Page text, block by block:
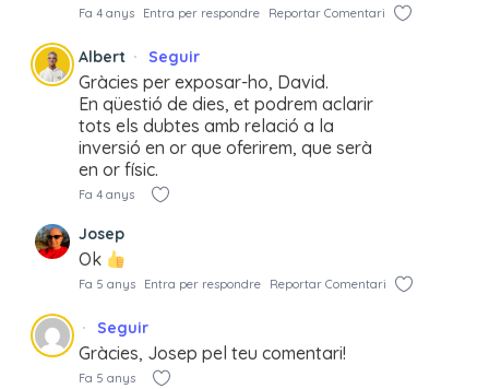
Fa 4 anys Entra per respondre Reportar Comentari
Albert Seguir
Gràcies per exposar-ho, David.
En qüestió de dies, et podrem aclarir
tots els dubtes amb relació a la
inversió en or que oferirem, que serà
en or físic.
Fa 4 anys
Josep
Ok
Fa 5 anys Entra per respondre Reportar Comentari
Seguir
Gràcies, Josep pel teu comentari!
Fa 5 anys